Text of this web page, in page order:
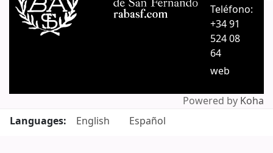
Teléfono:
+34 91
524 08
64
web
Powered by Koha
Languages:
English Español